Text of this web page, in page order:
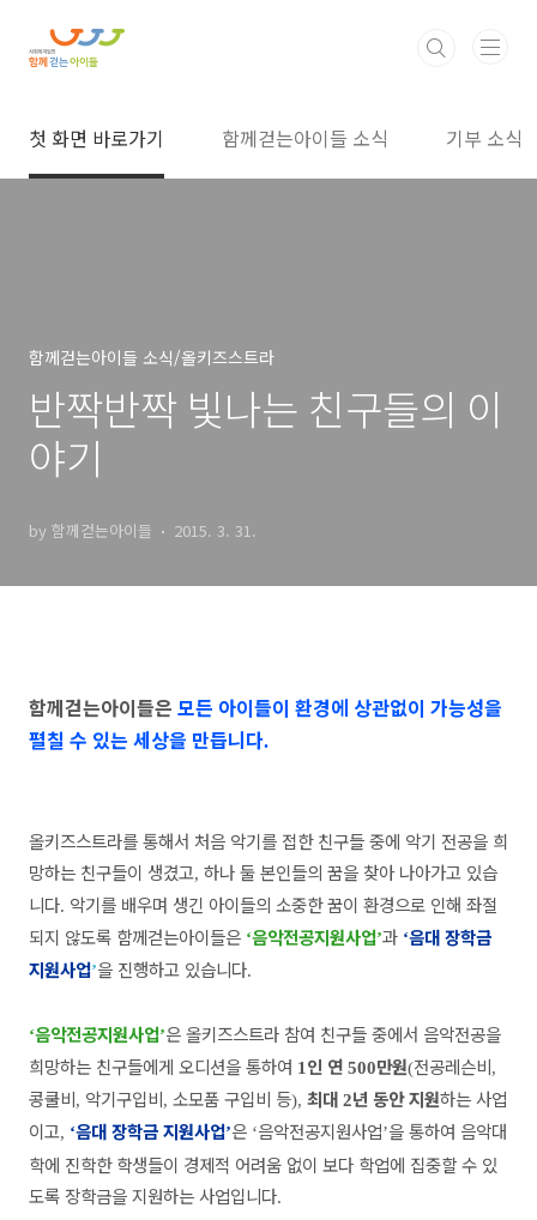
첫 화면 바로가기 함께걷는아이들 소식 기부 소식
함께걷는아이들 소식/올키즈스트라
반짝반짝 빛나는 친구들의 이
야기
by 함께걷는아이들 2015. 3. 31.
함께걷는아이들은 모든 아이들이 환경에 상관없이 가능성을
펼칠 수 있는 세상을 만듭니다.
올키즈스트라를 통해서 처음 악기를 접한 친구들 중에 악기 전공을 희
망하는 친구들이 생겼고, 하나 둘 본인들의 꿈을 찾아 나아가고 있습
니다. 악기를 배우며 생긴 아이들의 소중한 꿈이 환경으로 인해 좌절
되지 않도록 함께걷는아이들은 ‘음악전공지원사업’과 ‘음대 장학금
지원사업’을 진행하고 있습니다.
‘음악전공지원사업’은 올키즈스트라 참여 친구들 중에서 음악전공을
희망하는 친구들에게 오디션을 통하여 1 인 연 500만원(전공레슨비,
콩쿨비, 악기구입비, 소모품 구입비 등), 최대 2년 동안 지원하는 사업
이고, ‘음대 장학금 지원사업’은 ‘음악전공지원사업’을 통하여 음악대
학에 진학한 학생들이 경제적 어려움 없이 보다 학업에 집중할 수 있
도록 장학금을 지원하는 사업입니다.